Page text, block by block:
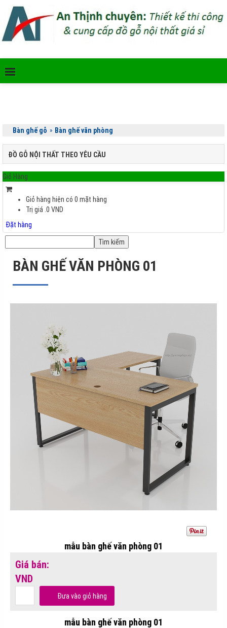
Bàn ghế gỗ » Bàn ghế văn phòng
ĐỒ GỖ NỘI THẤT THEO YÊU CẦU
Giỏ Hàng
Giỏ hàng hiện có 0 mặt hàng
Trị giá .0 VND
Đặt hàng
BÀN GHẾ VĂN PHÒNG 01
mẫu bàn ghế văn phòng 01
Giá bán:
VND
Đưa vào giỏ hàng
mẫu bàn ghế văn phòng 01